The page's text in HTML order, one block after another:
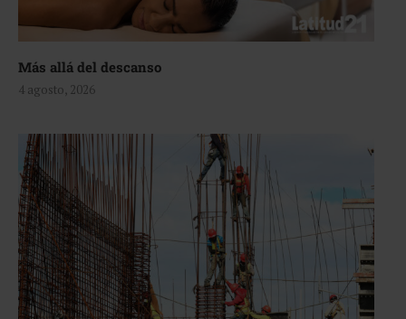
Más allá del descanso
4 agosto, 2026